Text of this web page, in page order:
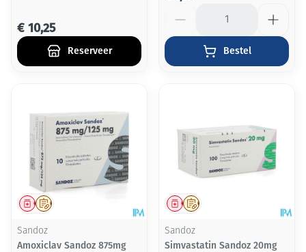
€ 10,25
Reserveer Bestel
Op voorschrift
Geneesmiddel
Sandoz
Amoxiclav Sandoz 875mg
Op voorschrift
Geneesmiddel
Sandoz
Simvastatin Sandoz 20mg